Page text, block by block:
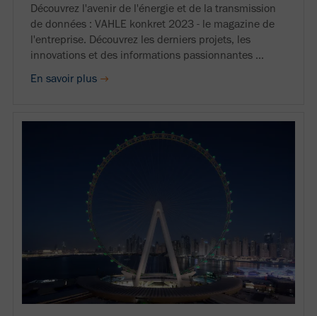
Découvrez l'avenir de l'énergie et de la transmission
de données : VAHLE konkret 2023 - le magazine de
l'entreprise. Découvrez les derniers projets, les
innovations et des informations passionnantes ...
En savoir plus